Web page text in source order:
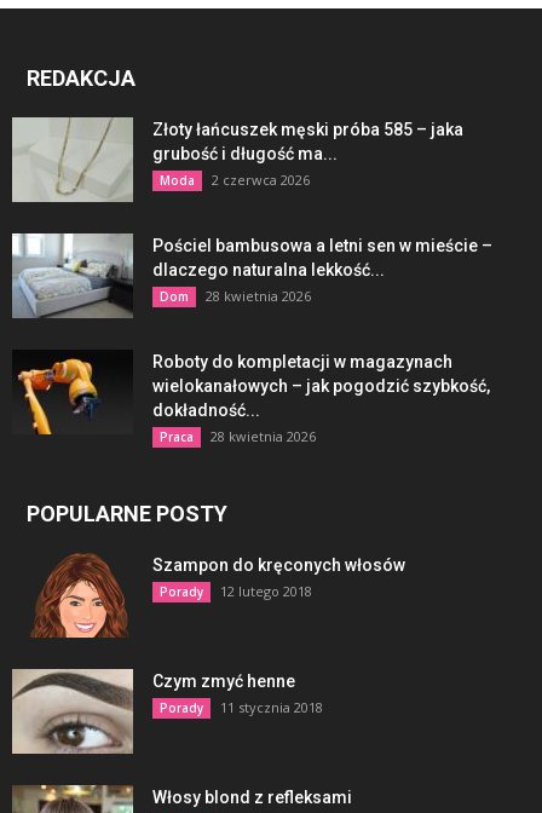
REDAKCJA
Złoty łańcuszek męski próba 585 – jaka
grubość i długość ma...
Moda 2 czerwca 2026
Pościel bambusowa a letni sen w mieście –
dlaczego naturalna lekkość...
Dom 28 kwietnia 2026
Roboty do kompletacji w magazynach
wielokanałowych – jak pogodzić szybkość,
dokładność...
Praca 28 kwietnia 2026
POPULARNE POSTY
Szampon do kręconych włosów
Porady 12 lutego 2018
Czym zmyć henne
Porady 11 stycznia 2018
Włosy blond z refleksami